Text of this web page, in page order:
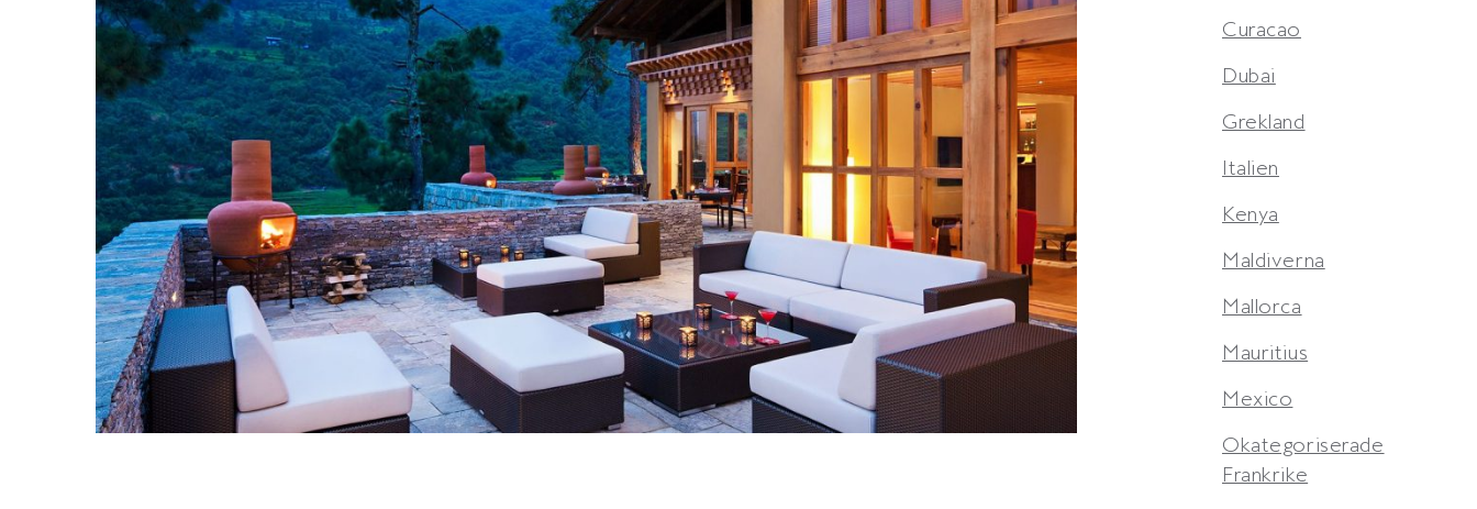
Curacao
Dubai
Grekland
Italien
Kenya
Maldiverna
Mallorca
Mauritius
Mexico
Okategoriserade
Frankrike